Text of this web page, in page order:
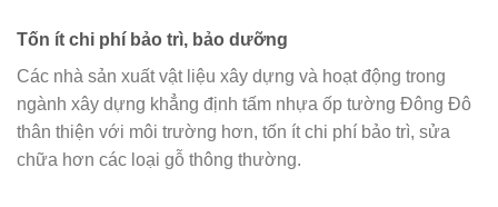
Tốn ít chi phí bảo trì, bảo dưỡng
Các nhà sản xuất vật liệu xây dựng và hoạt động trong
ngành xây dựng khẳng định tấm nhựa ốp tường Đông Đô
thân thiện với môi trường hơn, tốn ít chi phí bảo trì, sửa
chữa hơn các loại gỗ thông thường.